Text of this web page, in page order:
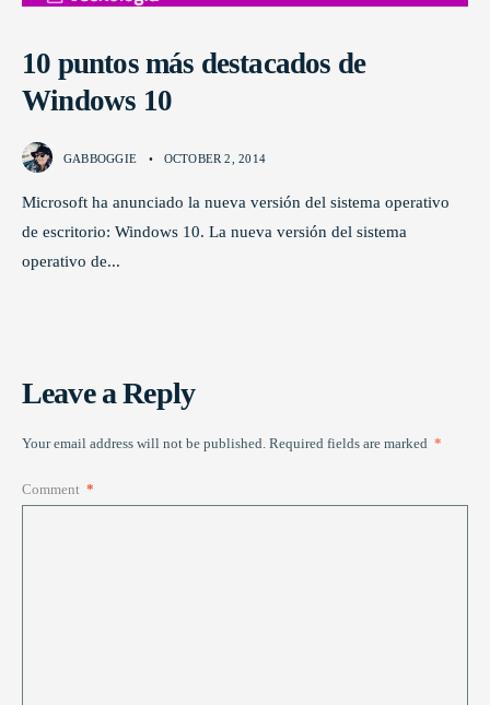
10 puntos más destacados de
Windows 10
GABBOGGIE • OCTOBER 2, 2014
Microsoft ha anunciado la nueva versión del sistema operativo
de escritorio: Windows 10. La nueva versión del sistema
operativo de...
Leave a Reply
Your email address will not be published. Required fields are marked *
Comment *